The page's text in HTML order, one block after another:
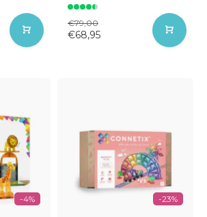
€79,00
€68,95
-4% -23%